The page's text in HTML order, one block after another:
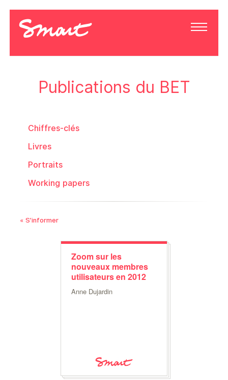
Publications du BET
Chiffres-clés
Livres
Portraits
Working papers
« S’informer
Zoom sur les
nouveaux membres
utilisateurs en 2012
Anne Dujardin